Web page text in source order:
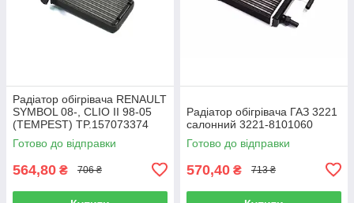
Радіатор обігрівача RENAULT
SYMBOL 08-, CLIO II 98-05
(TEMPEST) TP.157073374
Готово до відправки
564,80 ₴ 706 ₴
Радіатор обігрівача ГАЗ 3221
салонний 3221-8101060
Готово до відправки
570,40 ₴ 713 ₴